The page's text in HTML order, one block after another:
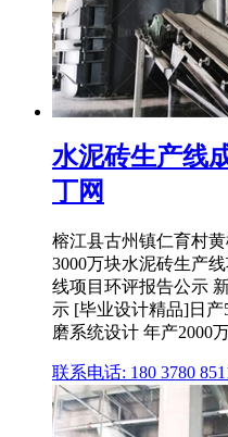
水泥砖生产线
丁网
榕江县古州镇仁育村
3000万块水泥砖生产
线项目环评报告公示
示 [毕业设计精品]日
磨系统设计 年产2000
联系电话: 180 3780